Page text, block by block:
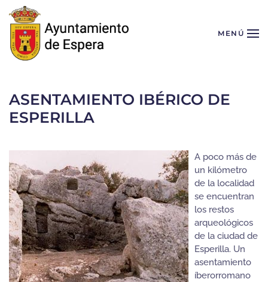
Skip to main content MENÚ
ASENTAMIENTO IBÉRICO DE
ESPERILLA
A poco más de
un kilómetro
de la localidad
se encuentran
los restos
arqueológicos
de la ciudad de
Esperilla. Un
asentamiento
íberorromano